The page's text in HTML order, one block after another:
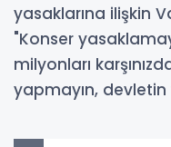
yasaklarına ilişkin
"Konser
milyonları
yapmayın,